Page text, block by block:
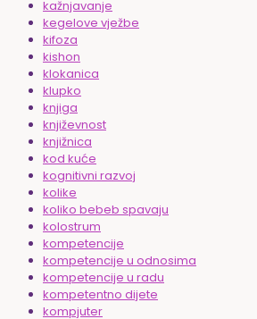
kažnjavanje
kegelove vježbe
kifoza
kishon
klokanica
klupko
knjiga
književnost
knjižnica
kod kuće
kognitivni razvoj
kolike
koliko bebeb spavaju
kolostrum
kompetencije
kompetencije u odnosima
kompetencije u radu
kompetentno dijete
kompjuter